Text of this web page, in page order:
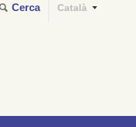
Cerca Català